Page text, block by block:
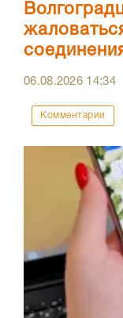
06.08.2026 14:34
Комментарии